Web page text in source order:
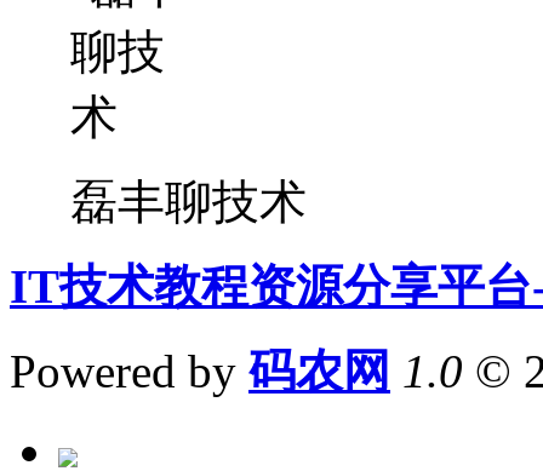
磊丰聊技术
IT技术教程资源分享平
Powered by 码农网 1.0 ©